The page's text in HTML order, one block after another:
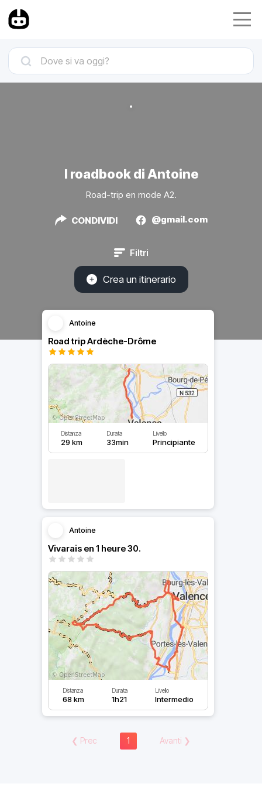
I roadbook di Antoine
Road-trip en mode A2.
CONDIVIDI @gmail.com
Filtri
Crea un itinerario
Antoine
Road trip Ardèche-Drôme
Distanza
29 km
Durata
33min
Livello
Principiante
Antoine
Vivarais en 1 heure 30.
Distanza
68 km
Durata
1h21
Livello
Intermedio
❮ Prec 1 Avanti ❯